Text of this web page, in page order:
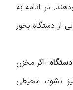
در ادامه به
از دستگاه بخور
اگر مخزن
نشود، محیطی